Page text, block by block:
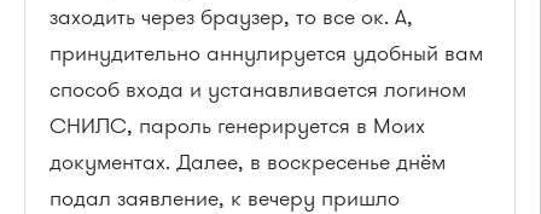
заходить через браузер, то все ок. А,
принудительно аннулируется удобный вам
способ входа и устанавливается логином
СНИЛС, пароль генерируется в Моих
документах. Далее, в воскресенье днём
подал заявление, к вечеру пришло